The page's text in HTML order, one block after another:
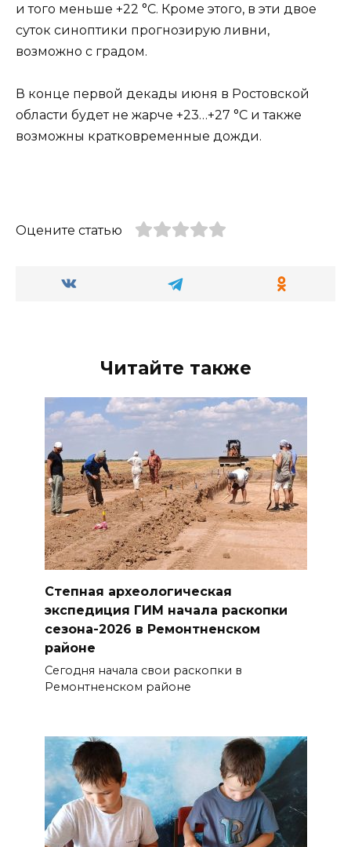
и того меньше +22 °С. Кроме этого, в эти двое
суток синоптики прогнозирую ливни,
возможно с градом.
В конце первой декады июня в Ростовской
области будет не жарче +23…+27 °С и также
возможны кратковременные дожди.
Оцените статью
Читайте также
Степная археологическая
экспедиция ГИМ начала раскопки
сезона-2026 в Ремонтненском
районе
Сегодня начала свои раскопки в
Ремонтненском районе